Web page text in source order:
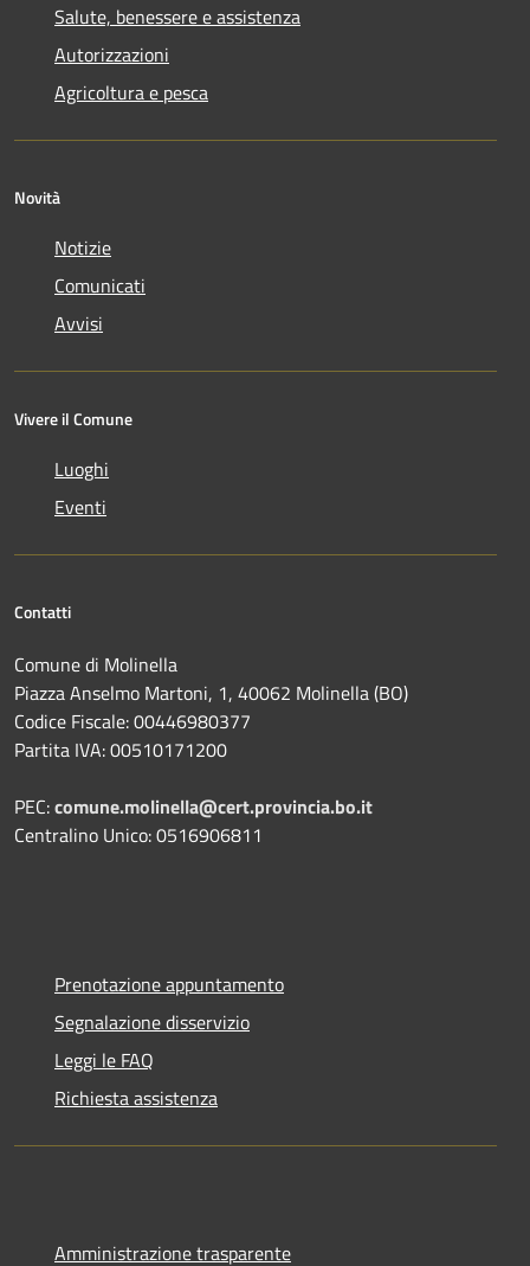
Salute, benessere e assistenza
Autorizzazioni
Agricoltura e pesca
Novità
Notizie
Comunicati
Avvisi
Vivere il Comune
Luoghi
Eventi
Contatti
Comune di Molinella
Piazza Anselmo Martoni, 1, 40062 Molinella (BO)
Codice Fiscale: 00446980377
Partita IVA: 00510171200
PEC:comune.molinella@cert.provincia.bo.it
Centralino Unico: 0516906811
Prenotazione appuntamento
Segnalazione disservizio
Leggi le FAQ
Richiesta assistenza
Amministrazione trasparente